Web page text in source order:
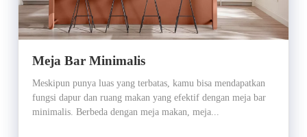
Meja Bar Minimalis
Meskipun punya luas yang terbatas, kamu bisa mendapatkan
fungsi dapur dan ruang makan yang efektif dengan meja bar
minimalis. Berbeda dengan meja makan, meja...